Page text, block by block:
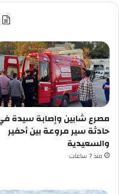
مصرع شابين وإصابة سيدة
حادثة سير مروعة بين أحفير
والسعيدية
منذ 7 ساعات